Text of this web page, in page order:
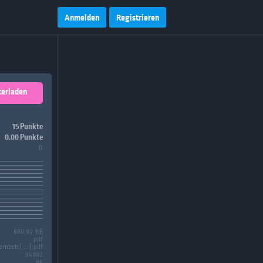
Anmelden Registrieren
15 Punkte
0.00 Punkte
0
609.92 KB
pdf
34092